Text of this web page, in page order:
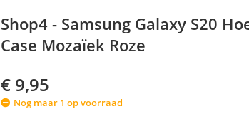
Shop4 - Samsung Galaxy S20
Case Mozaïek Roze
€ 9,95
Nog maar 1 op voorraad